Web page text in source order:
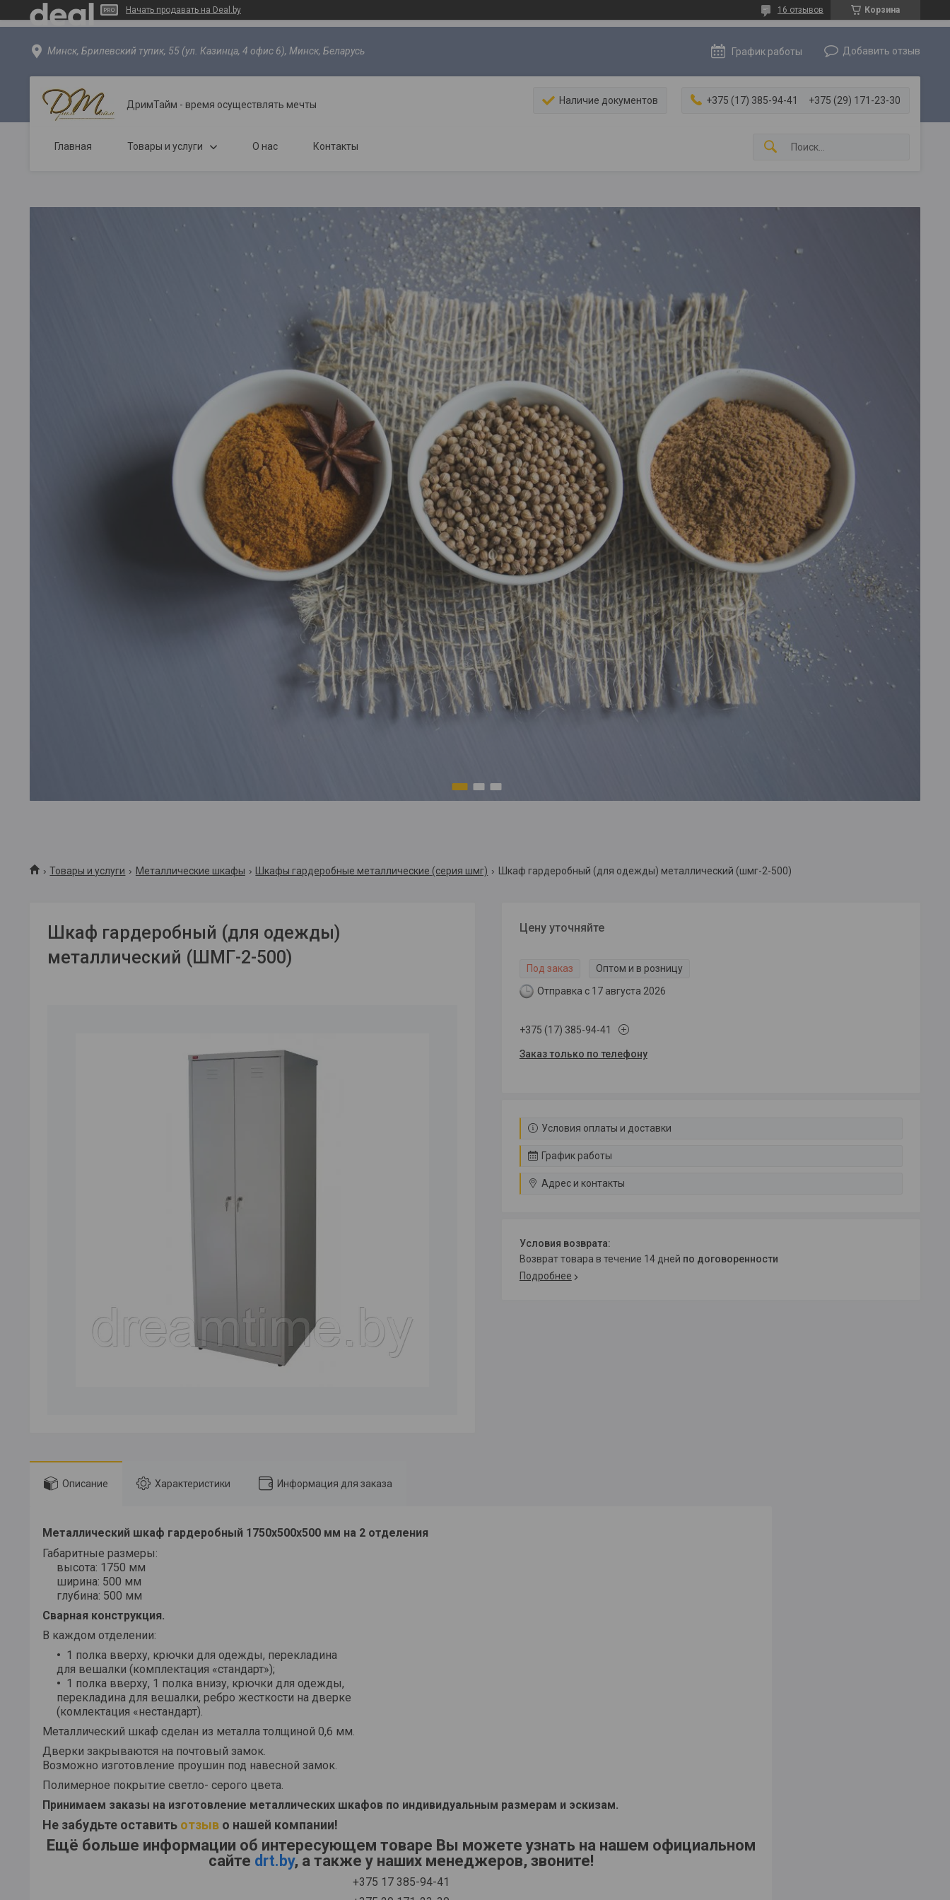
Начать продавать на Deal.by Корзина
16 отзывов
Минск, Брилевский тупик, 55 (ул. Казинца, 4 офис 6), Минск, Беларусь График работы Добавить отзыв
ДримТайм - время осуществлять мечты Наличие документов +375 (17) 385-94-41 +375 (29) 171-23-30
Главная Товары и услуги О нас Контакты
Товары и услуги Металлические шкафы Шкафы гардеробные металлические (серия шмг) Шкаф гардеробный (для одежды) металлический (шмг-2-500)
Шкаф гардеробный (для одежды)
металлический (ШМГ-2-500)
Цену уточняйте
Под заказ
Оптом и в розницу
Отправка с 17 августа 2026
+375 (17) 385-94-41
Заказ только по телефону
Условия оплаты и доставки
График работы
Адрес и контакты
возврат товара в течение 14 дней по договоренности
Подробнее
Описание Характеристики Информация для заказа
Металлический шкаф гардеробный 1750х500х500 мм на 2 отделения
Габаритные размеры:
высота: 1750 мм
ширина: 500 мм
глубина: 500 мм
Сварная конструкция.
В каждом отделении:
1 полка вверху, крючки для одежды, перекладина
для вешалки (комплектация «стандарт»);
1 полка вверху, 1 полка внизу, крючки для одежды,
перекладина для вешалки, ребро жесткости на дверке
(комлектация «нестандарт).
Металлический шкаф сделан из металла толщиной 0,6 мм.
Дверки закрываются на почтовый замок.
Возможно изготовление проушин под навесной замок.
Полимерное покрытие светло- серого цвета.
Принимаем заказы на изготовление металлических шкафов по индивидуальным размерам и эскизам.
Не забудьте оставить отзыв о нашей компании!
Ещё больше информации об интересующем товаре Вы можете узнать на нашем официальном
сайте drt.by, а также у наших менеджеров, звоните!
+375 17 385-94-41